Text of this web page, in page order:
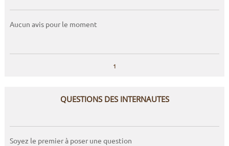
Aucun avis pour le moment
1
QUESTIONS DES INTERNAUTES
Soyez le premier à poser une question